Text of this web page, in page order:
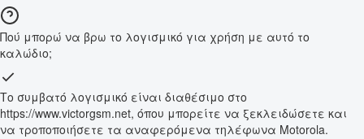
Πού μπορώ να βρω το λογισμικό για χρήση με αυτό το
καλώδιο;
Το συμβατό λογισμικό είναι διαθέσιμο στο
https://www.victorgsm.net, όπου μπορείτε να ξεκλειδώσετε και
να τροποποιήσετε τα αναφερόμενα τηλέφωνα Motorola.